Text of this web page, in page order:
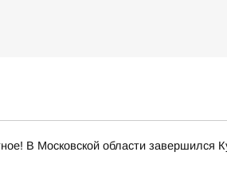
В Московской области завершился